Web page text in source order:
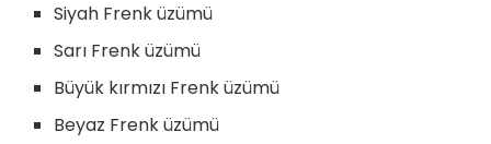
Siyah Frenk üzümü
Sarı Frenk üzümü
Büyük kırmızı Frenk üzümü
Beyaz Frenk üzümü